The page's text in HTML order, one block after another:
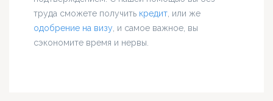
труда сможете получить кредит, или же
одобрение на визу, и самое важное, вы
сэкономите время и нервы.